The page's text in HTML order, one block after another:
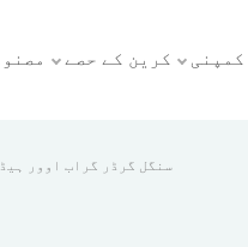
کرین کے حصے کمپنی
سنگل گرڈر گراب اوور